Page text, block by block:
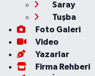
Saray
Tuşba
Foto Galeri
Video
Yazarlar
Firma Rehberi